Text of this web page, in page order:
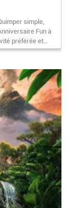
simple,
Fun à
préférée et…